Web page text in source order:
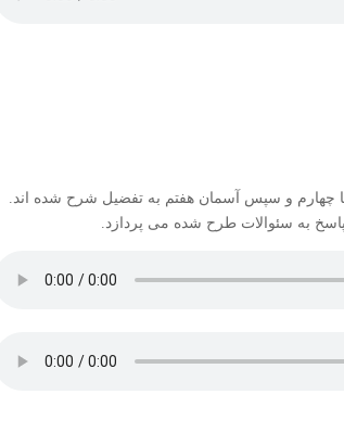
چهارم و سپس آسمان هفتم به تفضیل شرح شده اند.
به سئوالات طرح شده می پردازد.